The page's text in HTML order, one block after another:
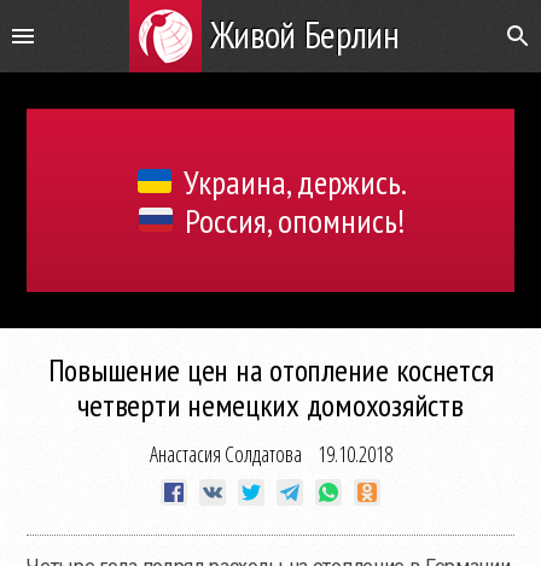
Живой Берлин
Украина, держись.
Россия, опомнись!
Повышение цен на отопление коснется
четверти немецких домохозяйств
Анастасия Солдатова 19.10.2018